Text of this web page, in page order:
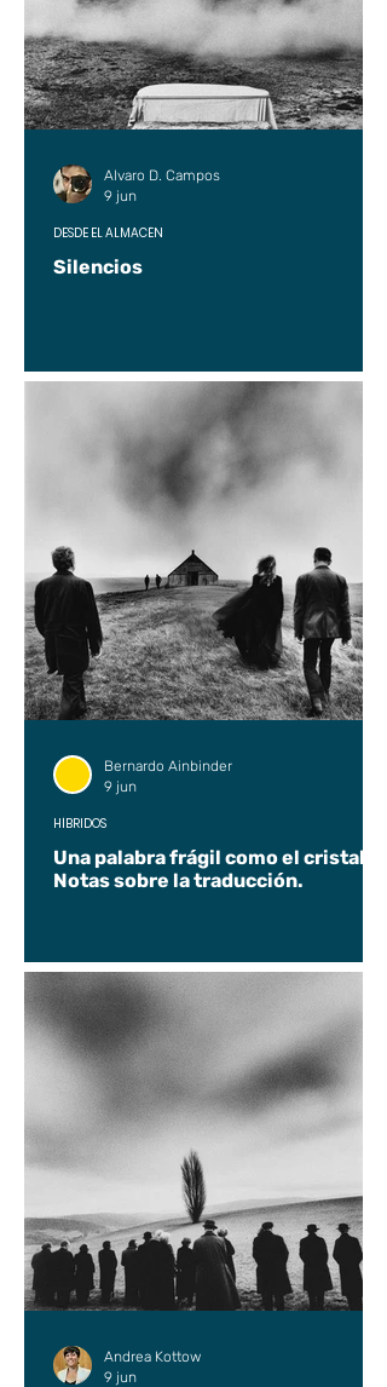
Silencios
DESDE EL ALMACÉN
Alvaro D. Campos
9 jun
Una palabra frágil como el cristal.
Notas sobre la traducción.
HÍBRIDOS
Bernardo Ainbinder
9 jun
Andrea Kottow
9 jun